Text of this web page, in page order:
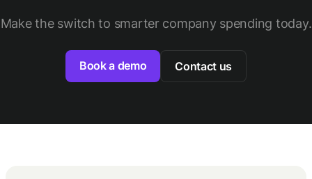
Make the switch to smarter company spending today.
Book a demo Contact us